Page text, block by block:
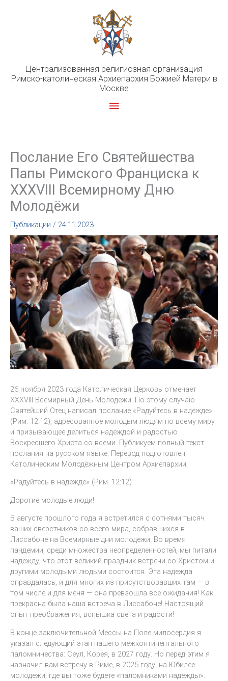
Централизованная религиозная организация
Римско-католическая Архиепархия Божией Матери в
Москве
Главное
Послание Его Святейшества
Папы Римского Франциска к
XXXVIII Всемирному Дню
Молодёжи
Публикации / 24.11.2023
26 ноября 2023 года Католическая Церковь отмечает
XXXVIII Всемирный День Молодёжи. По этому случаю
Святейший Отец написал послание «Радуйтесь в надежде»
(Рим. 12:12), адресованное молодым людям по всему миру
и призывающее делиться надеждой и радостью
Воскресшего Христа со всеми. Публикуем полный текст
послания на русском языке. Перевод подготовлен
Католическим Молодёжным Центром Архиепархии.
«Радуйтесь в надежде» (Рим. 12:12)
Дорогие молодые люди!
В августе прошлого года я встретился с сотнями тысяч
ваших сверстников со всего мира, собравшихся в
Лиссабоне на Всемирные дни молодежи. Во время
пандемии, среди множества неопределенностей, мы питали
надежду, что этот великий праздник встречи со Христом и
другими молодыми людьми состоится. Эта надежда
оправдалась, и для многих из присутствовавших там — в
том числе и для меня — она превзошла все ожидания! Как
прекрасна была наша встреча в Лиссабоне! Настоящий
опыт преображения, вспышка света и радости!
В конце заключительной Мессы на Поле милосердия я
указал следующий этап нашего межконтинентального
паломничества: Сеул, Корея, в 2027 году. Но перед этим я
назначил вам встречу в Риме, в 2025 году, на Юбилее
молодежи, где вы тоже будете «паломниками надежды».